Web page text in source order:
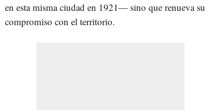
en esta misma ciudad en 1921— sino que renueva su
compromiso con el territorio.